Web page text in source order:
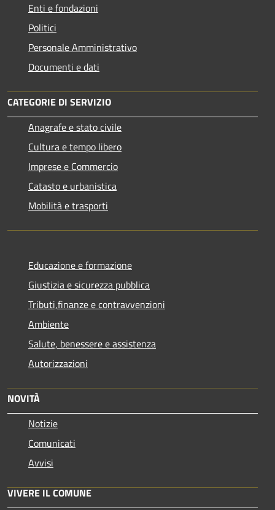
Enti e fondazioni
Politici
Personale Amministrativo
Documenti e dati
CATEGORIE DI SERVIZIO
Anagrafe e stato civile
Cultura e tempo libero
Imprese e Commercio
Catasto e urbanistica
Mobilità e trasporti
Educazione e formazione
Giustizia e sicurezza pubblica
Tributi,finanze e contravvenzioni
Ambiente
Salute, benessere e assistenza
Autorizzazioni
NOVITÀ
Notizie
Comunicati
Avvisi
VIVERE IL COMUNE